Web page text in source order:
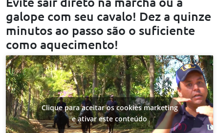
galope com seu cavalo! Dez a quinze
minutos ao passo são o suficiente
como aquecimento!
Clique para aceitar os cookies marketing
e ativar este conteúdo